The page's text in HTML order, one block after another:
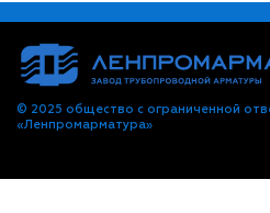
© 2025 общество с ограниченной
«Ленпромарматура»